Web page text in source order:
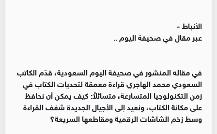
الأنباط -
‏عبر مقال في صحيفة اليوم ..
‏في مقاله المنشور في صحيفة اليوم السعودية، قدّم الكاتب
السعودي محمد الهاجري قراءة معمقة لتحديات الكتاب في
زمن التكنولوجيا المتسارعة، متسائلاً: كيف يمكن أن نحافظ
على مكانة الكتاب، ونعيد إلى الأجيال الجديدة شغف القراءة
وسط زخم الشاشات الرقمية ومقاطعها السريعة؟